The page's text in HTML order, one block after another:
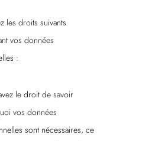
les droits suivants
vos données
:
le droit de savoir
vos données
sont nécessaires, ce